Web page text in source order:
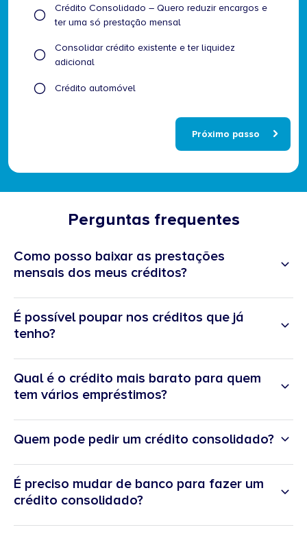
seguintes
afirmações
descreve
seu
caso?
Crédito Consolidado – Quero reduzir encargos e
ter uma só prestação mensal
Consolidar crédito existente e ter liquidez
adicional
Crédito automóvel
Próximo passo
Perguntas frequentes
Como posso baixar as prestações
mensais dos meus créditos?
É possível poupar nos créditos que já
tenho?
Qual é o crédito mais barato para quem
tem vários empréstimos?
Quem pode pedir um crédito consolidado?
É preciso mudar de banco para fazer um
crédito consolidado?